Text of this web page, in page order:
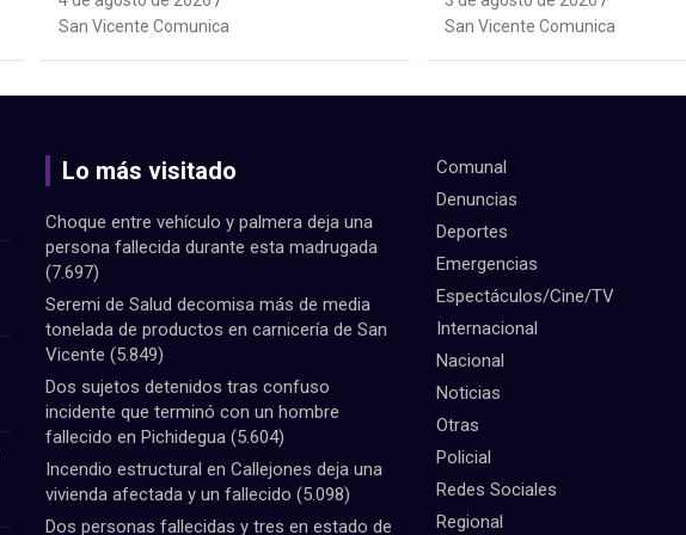
Powerlifting Sudáfrica 2026
San Vicente Comunica
Sistema Frontal
San Vicente Comunica
Lo más visitado
Choque entre vehículo y palmera deja una
persona fallecida durante esta madrugada
(7.697)
Seremi de Salud decomisa más de media
tonelada de productos en carnicería de San
Vicente (5.849)
Dos sujetos detenidos tras confuso
incidente que terminó con un hombre
fallecido en Pichidegua (5.604)
Incendio estructural en Callejones deja una
vivienda afectada y un fallecido (5.098)
Dos personas fallecidas y tres en estado de
Comunal
Denuncias
Deportes
Emergencias
Espectáculos/Cine/TV
Internacional
Nacional
Noticias
Otras
Policial
Redes Sociales
Regional